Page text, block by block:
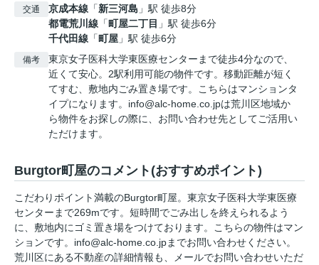
交通 京成本線 「新三河島 」駅 徒歩8分
都電荒川線 「町屋二丁目 」駅 徒歩6分
千代田線 「町屋 」駅 徒歩6分
備考
東京女子医科大学東医療センターまで徒歩4分なので、
近くて安心。2駅利用可能の物件です。移動距離が短く
てすむ、敷地内ごみ置き場です。こちらはマンションタ
イプになります。info@alc-home.co.jpは荒川区地域か
ら物件をお探しの際に、お問い合わせ先としてご活用い
ただけます。
Burgtor町屋のコメント(おすすめポイント)
こだわりポイント満載のBurgtor町屋。東京女子医科大学東医療
センターまで269mです。短時間でごみ出しを終えられるよう
に、敷地内にゴミ置き場をつけております。こちらの物件はマン
ションです。info@alc-home.co.jpまでお問い合わせください。
荒川区にある不動産の詳細情報も、メールでお問い合わせいただ